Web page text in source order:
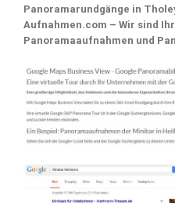
Panoramarundgänge in
Aufnahmen.com – Wir sind
Panoramaaufnahmen und